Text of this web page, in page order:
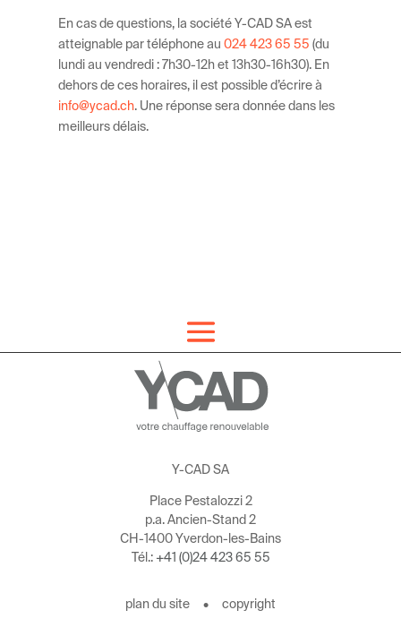
En cas de questions, la société Y-CAD SA est
atteignable par téléphone au 024 423 65 55 (du
lundi au vendredi : 7h30-12h et 13h30-16h30). En
dehors de ces horaires, il est possible d’écrire à
info@ycad.ch. Une réponse sera donnée dans les
meilleurs délais.
Y-CAD SA
Place Pestalozzi 2
p.a. Ancien-Stand 2
CH-1400 Yverdon-les-Bains
Tél.: +41 (0)24 423 65 55
plan du site • copyright